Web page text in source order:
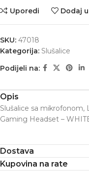
Uporedi Dodaj
SKU: 47018
Kategorija: Slušalice
Podijeli na:
Opis
Slušalice sa mikrofonom,
Gaming Headset –
Dostava
Kupovina na rate